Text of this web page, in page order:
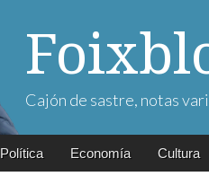
Cajón de sastre, notas
Política Economía Cultura